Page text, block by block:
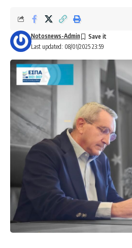
Last updated: 08/01/2025 23:59
Notosnews-Admin